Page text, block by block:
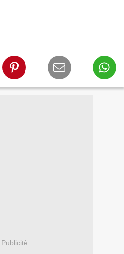
Publicité